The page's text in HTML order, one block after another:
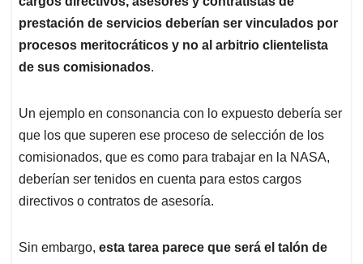
prestación de servicios deberían ser vinculados por
procesos meritocráticos y no al arbitrio clientelista
de sus comisionados.
Un ejemplo en consonancia con lo expuesto debería ser
que los que superen ese proceso de selección de los
comisionados, que es como para trabajar en la NASA,
deberían ser tenidos en cuenta para estos cargos
directivos o contratos de asesoría.
Sin embargo, esta tarea parece que será el talón de